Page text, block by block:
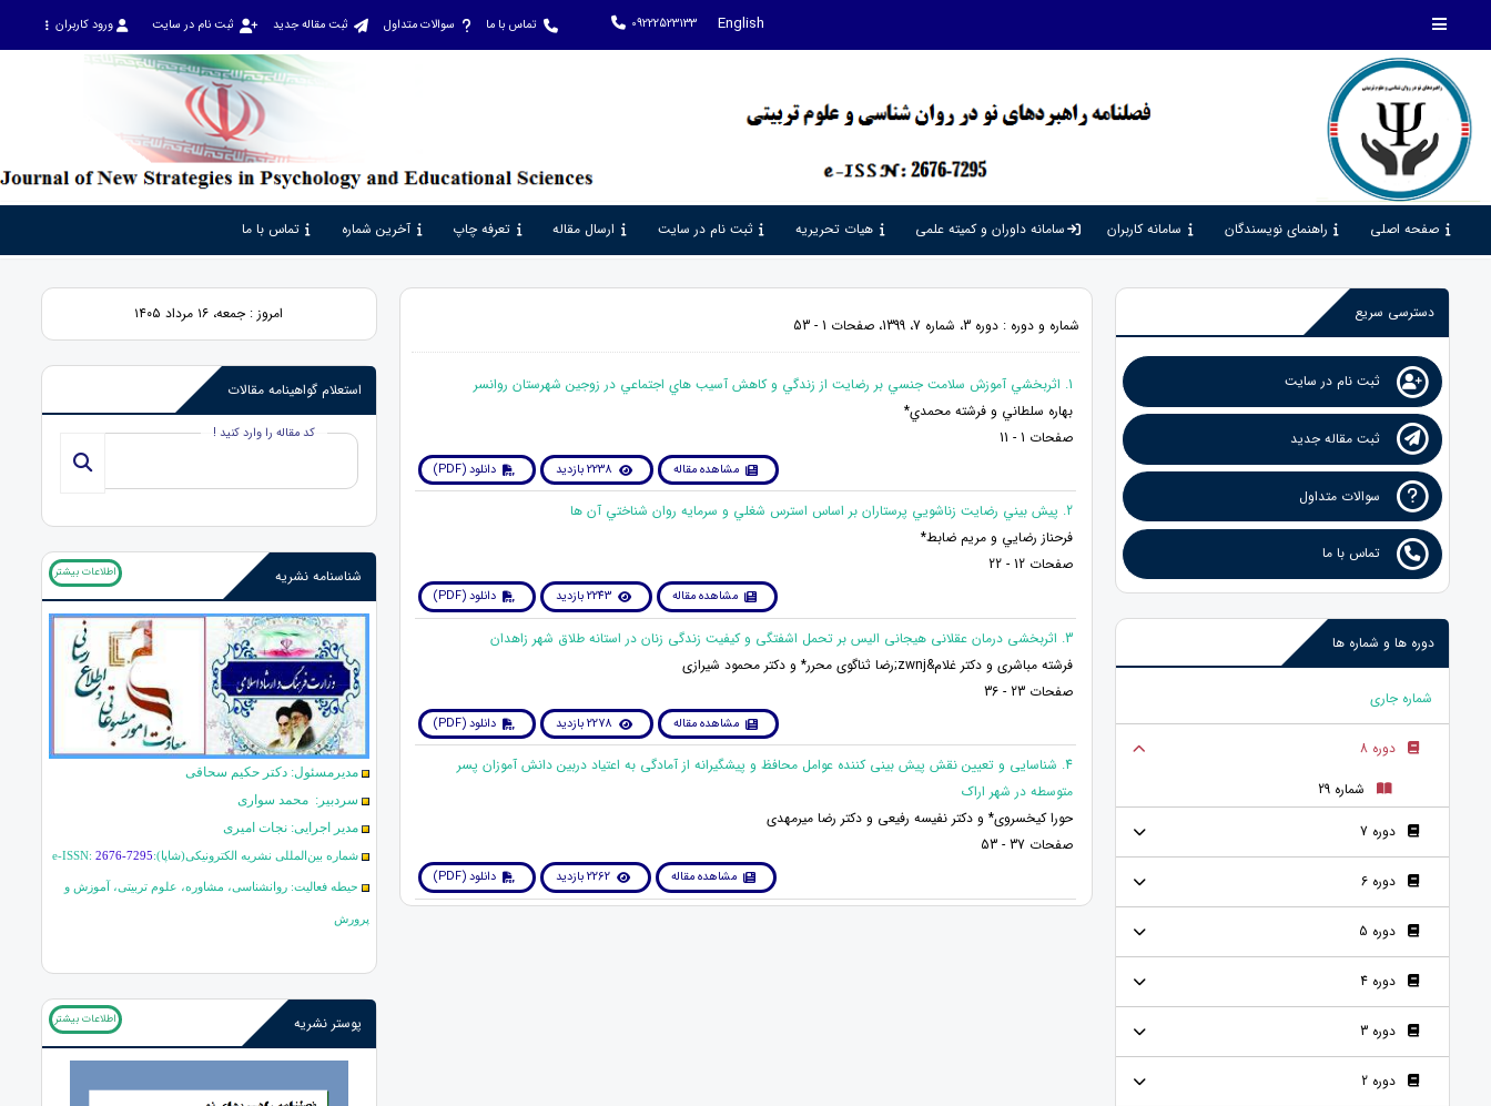
English
09222523133 تماس با ما سوالات متداول ثبت مقاله جدید ثبت نام در سایت ورود کاربران
صفحه اصلی راهنمای نویسندگان سامانه کاربران سامانه داوران و کمیته علمی هیات تحریریه ثبت نام در سایت ارسال مقاله تعرفه چاپ آخرین شماره تماس با ما
دسترسی سریع
ثبت نام در سایت
ثبت مقاله جدید
سوالات متداول
تماس با ما
دوره ها و شماره ها
شماره جاری
دوره 8
شماره 29
دوره 7
دوره 6
دوره 5
دوره 4
دوره 3
دوره 2
شماره و دوره : دوره 3، شماره 7، 1399، صفحات 1 - 53
1. اثربخشي آموزش سلامت جنسي بر رضايت از زندگي و كاهش آسيب هاي اجتماعي در زوجين شهرستان روانسر
بهاره سلطاني و فرشته محمدي*
صفحات 1 - 11
مشاهده مقاله 2238 بازدید دانلود (PDF)
2. پيش بيني رضايت زناشويي پرستاران بر اساس استرس شغلي و سرمايه روان شناختي آن ها
فرحناز رضايي و مريم ضابط*
صفحات 12 - 22
مشاهده مقاله 2243 بازدید دانلود (PDF)
3. اثربخشی درمان عقلانی هیجانی الیس بر تحمل اشفتگی و کیفیت زندگی زنان در استانه طلاق شهر زاهدان
فرشته مباشری و دکتر غلام&zwnj;رضا ثناگوی محرر* و دکتر محمود شیرازی
صفحات 23 - 36
مشاهده مقاله 2278 بازدید دانلود (PDF)
4. شناسایی و تعیین نقش پیش بینی کننده عوامل محافظ و پیشگیرانه از آمادگی به اعتیاد دربین دانش آموزان پسر
متوسطه در شهر اراک
حورا کیخسروی* و دکتر نفیسه رفیعی و دکتر رضا میرمهدی
صفحات 37 - 53
مشاهده مقاله 2262 بازدید دانلود (PDF)
امروز : جمعه، ۱۶ مرداد ۱۴۰۵
استعلام گواهینامه مقالات
کد مقاله را وارد کنید !
شناسنامه نشریه اطلاعات بیشتر
مدیرمسئول: دکتر حکیم سحاقی
سردبیر: محمد سواری
مدیر اجرایی: نجات امیری
شماره بین‌المللی نشریه الکترونیکی(شاپا): e-ISSN: 2676-7295
حیطه فعالیت: روانشناسی، مشاوره، علوم تربیتی، آموزش و
پرورش
پوستر نشریه اطلاعات بیشتر